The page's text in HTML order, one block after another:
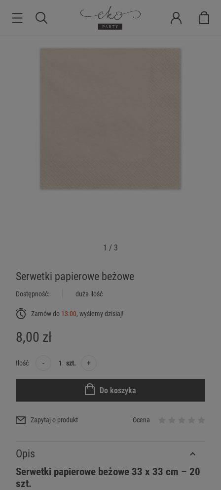
1 / 3
Serwetki papierowe beżowe
Dostępność: duża ilość
Zamów do 13:00, wyślemy dzisiaj!
8,00 zł
Ilość - szt. +
Do koszyka
Zapytaj o produkt Ocena
Opis
Serwetki papierowe beżowe 33 x 33 cm – 20
szt.